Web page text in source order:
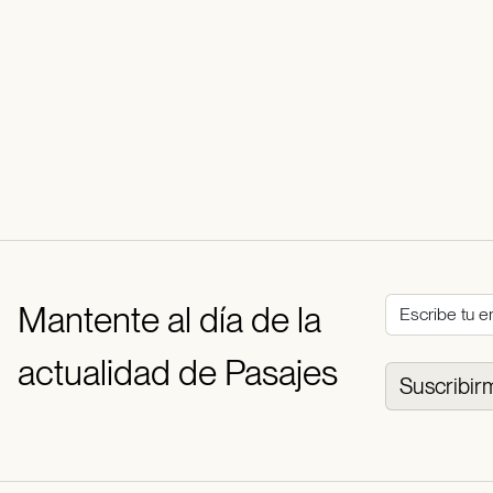
Mantente al día de la
actualidad de Pasajes